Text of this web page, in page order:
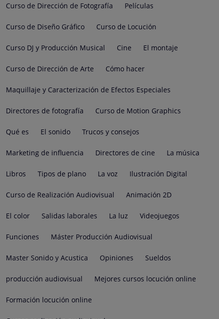
Curso de Dirección de Fotografía Películas
Curso de Diseño Gráfico Curso de Locución
Curso DJ y Producción Musical Cine El montaje
Curso de Dirección de Arte Cómo hacer
Maquillaje y Caracterización de Efectos Especiales
Directores de fotografía Curso de Motion Graphics
Qué es El sonido Trucos y consejos
Marketing de influencia Directores de cine La música
Libros Tipos de plano La voz Ilustración Digital
Curso de Realización Audiovisual Animación 2D
El color Salidas laborales La luz Videojuegos
Funciones Máster Producción Audiovisual
Master Sonido y Acustica Opiniones Sueldos
producción audiovisual Mejores cursos locución online
Formación locución online